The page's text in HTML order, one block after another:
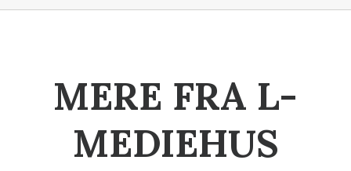
MERE FRA L-
MEDIEHUS